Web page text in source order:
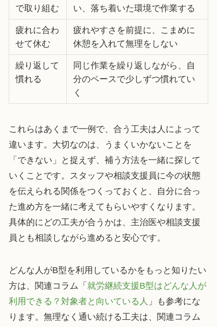
で取り組む
い、落ち着いた環境で作業する
疲れに合わ
せて休む
疲れやすさを前提に、こまめに
休憩を入れて無理をしない
繰り返して
慣れる
同じ作業を繰り返しながら、自
分のペースで少しずつ慣れてい
く
これらはあくまで一例で、合う工夫は人によって
違います。大切なのは、うまくいかないことを
「できない」と捉えず、補う方法を一緒に探して
いくことです。スタッフや相談支援員に今の状態
を伝えられる関係をつくっておくと、自分に合っ
た進め方を一緒に考えてもらいやすくなります。
具体的にどの工夫が合うかは、主治医や相談支援
員とも相談しながら進めると安心です。
どんな人がB型を利用しているかをもっと知りたい
方は、関連コラム「 就労継続支援B型はどんな人が
利用できる？対象者と向いている人 」も参考にな
ります。無理なく通い続ける工夫は、関連コラム